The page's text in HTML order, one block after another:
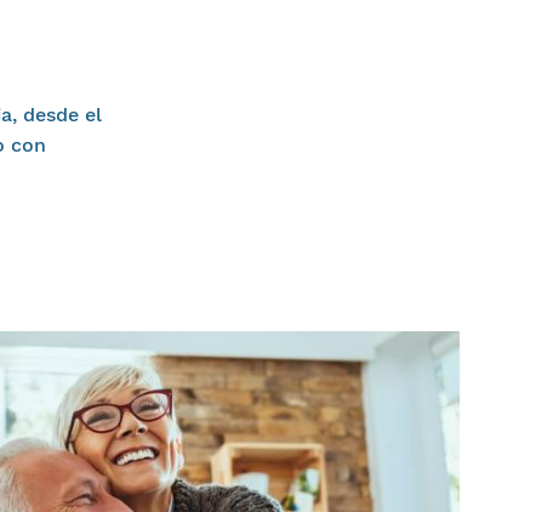
desde el
con